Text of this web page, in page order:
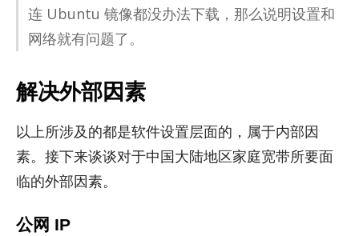
连 Ubuntu 镜像都没办法下载，那么说明设置和
网络就有问题了。
解决外部因素
以上所涉及的都是软件设置层面的，属于内部因
素。接下来谈谈对于中国大陆地区家庭宽带所要面
临的外部因素。
公网 IP